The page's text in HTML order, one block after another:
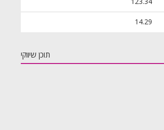
123.34
14.29
תוכן שיווקי